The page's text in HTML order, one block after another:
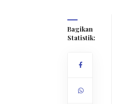
Bagikan
Statistik: